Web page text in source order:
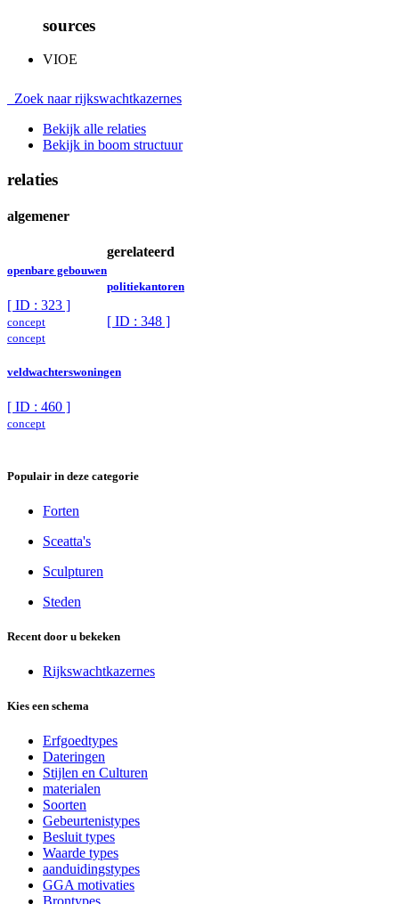
sources
VIOE
Zoek naar rijkswachtkazernes
Bekijk alle relaties
Bekijk in boom structuur
relaties
algemener
openbare gebouwen
[ ID : 323 ]
concept
gerelateerd
politiekantoren
[ ID : 348 ]
concept
veldwachterswoningen
[ ID : 460 ]
concept
Populair in deze categorie
Forten
Sceatta's
Sculpturen
Steden
Recent door u bekeken
Rijkswachtkazernes
Kies een schema
Erfgoedtypes
Dateringen
Stijlen en Culturen
materialen
Soorten
Gebeurtenistypes
Besluit types
Waarde types
aanduidingstypes
GGA motivaties